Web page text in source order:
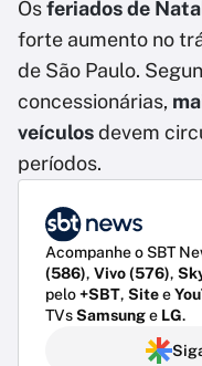
Osferiados de
forte aumento no
de São Paulo.
concessionárias,
veículosdevem
períodos.
Acompanhe o SBT
(586), Vivo (576),
pelo+SBT, Sitee
TVsSamsunge LG.